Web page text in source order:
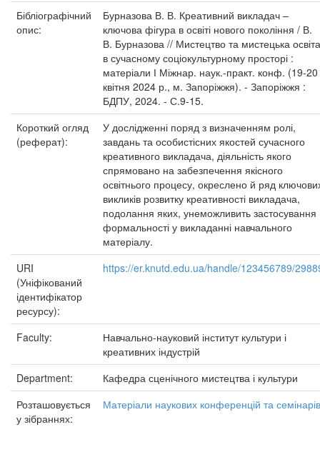
Бібліографічний
опис:
Бурназова В. В. Креативний викладач –
ключова фігура в освіті нового покоління / В.
В. Бурназова // Мистецтво та мистецька освіта
в сучасному соціокультурному просторі :
матеріали І Міжнар. наук.-практ. конф. (19-20
квітня 2024 р., м. Запоріжжя). - Запоріжжя :
БДПУ, 2024. - С.9-15.
Короткий огляд
(реферат):
У дослідженні поряд з визначенням ролі,
завдань та особистісних якостей сучасного
креативного викладача, діяльність якого
спрямовано на забезпечення якісного
освітнього процесу, окреслено й ряд
викликів розвитку креативності викладача,
подолання яких, унеможливить застосування
формальності у викладанні навчального
матеріалу.
URI
(Уніфікований
ідентифікатор
ресурсу):
https://er.knutd.edu.ua/handle/123456789/
Faculty:
Навчально-науковий інститут культури і
креативних індустрій
Department:
Кафедра сценічного мистецтва і культури
Розташовується
у зібраннях:
Матеріали наукових конференцій та семінарів